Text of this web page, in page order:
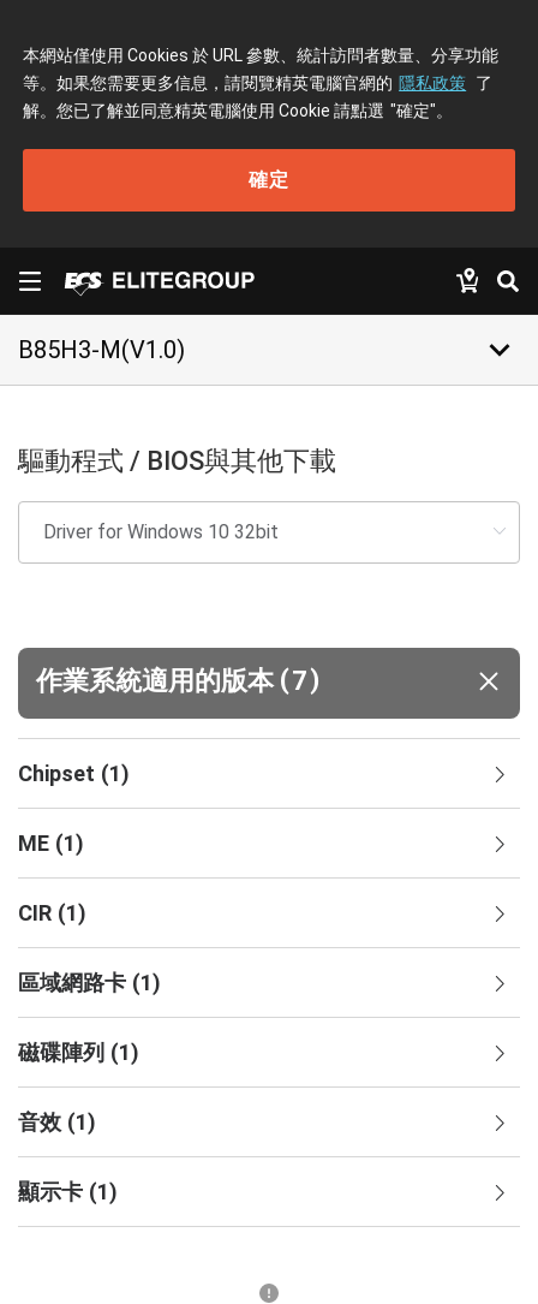
本網站僅使用 Cookies 於 URL 參數、統計訪問者數量、分享功能
等。如果您需要更多信息，請閱覽精英電腦官網的 隱私政策 了
解。您已了解並同意精英電腦使用 Cookie 請點選 "確定"。
確定
B85H3-M(V1.0) keyboard_arrow_down
驅動程式 / BIOS與其他下載
作業系統適用的版本 (7)
Chipset (1)
ME (1)
CIR (1)
區域網路卡 (1)
磁碟陣列 (1)
音效 (1)
顯示卡 (1)